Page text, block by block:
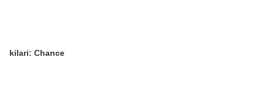
kilari: Chance